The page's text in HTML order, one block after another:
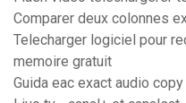
Comparer deux colonnes
Telecharger logiciel pour
memoire gratuit
Guida eac exact audio copy